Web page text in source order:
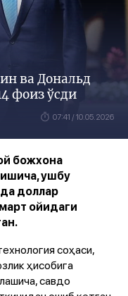
ва Дональд
фоиз ўсди
07:41 / 10.05.2026
божхона
ушбу
доллар
ойидаги
соҳаси,
ҳисобига
савдо